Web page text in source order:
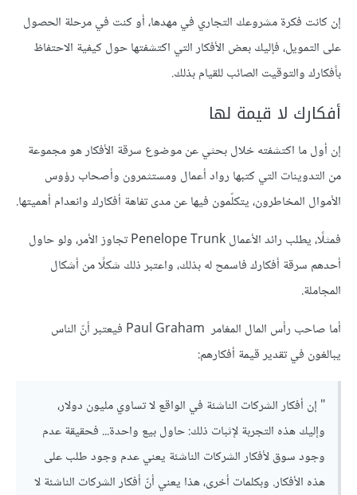
إن كانت فكرة مشروعك التجاري في مهدها، أو كنت في مرحلة الحصول
على التمويل، فإليك بعض الأفكار التي اكتشفتها حول كيفية الاحتفاظ
بأفكارك والتوقيت الصائب للقيام بذلك.
أفكارك لا قيمة لها
إن أول ما اكتشفته خلال بحثي عن موضوع سرقة الأفكار هو مجموعة
من التدوينات التي كتبها رواد أعمال ومستثمرون وأصحاب رؤوس
الأموال المخاطرون، يتكلّمون فيها عن مدى تفاهة أفكارك وانعدام أهميتها.
فمثلًا، يطلب رائد الأعمال Penelope Trunk تجاوز الأمر، ولو حاول
أحدهم سرقة أفكارك فاسمح له بذلك، واعتبر ذلك شكلًا من أشكال
المجاملة.
أما صاحب رأس المال المغامر Paul Graham فيعتبر أنّ الناس
يبالغون في تقدير قيمة أفكارهم:
" إن أفكار الشركات الناشئة في الواقع لا تساوي مليون دولار،
وإليك هذه التجربة لإثبات ذلك: حاول بيع واحدة... فحقيقة عدم
وجود سوق لأفكار الشركات الناشئة يعني عدم وجود طلب على
هذه الأفكار. وبكلمات أخرى، هذا يعني أنّ أفكار الشركات الناشئة لا